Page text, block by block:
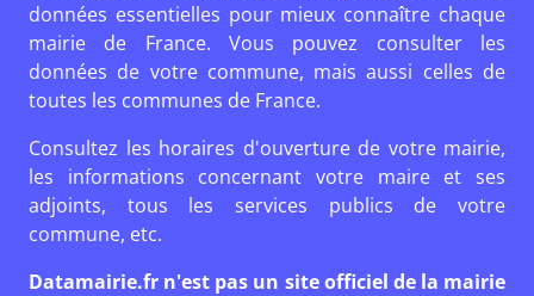
données essentielles pour mieux connaître chaque
mairie de France. Vous pouvez consulter les
données de votre commune, mais aussi celles de
toutes les communes de France.
Consultez les horaires d'ouverture de votre mairie,
les informations concernant votre maire et ses
adjoints, tous les services publics de votre
commune, etc.
Datamairie.fr n'est pas un site officiel de la mairie